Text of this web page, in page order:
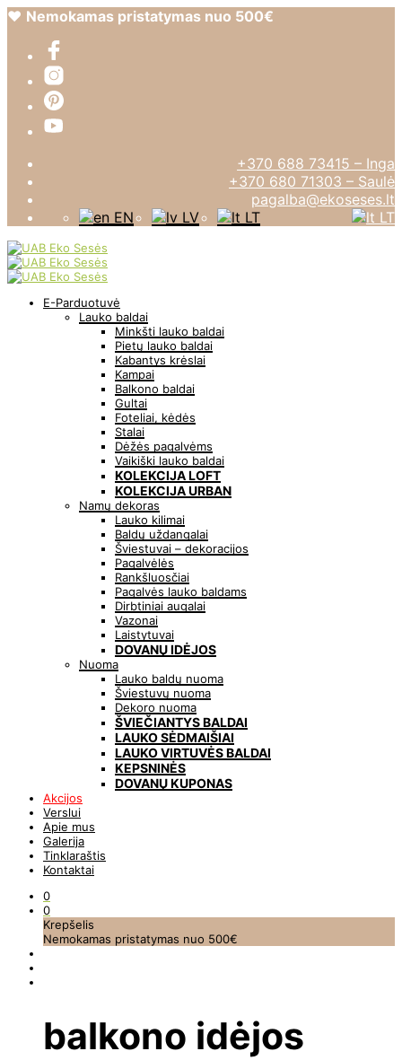
❤️ Nemokamas pristatymas nuo 500€
+370 688 73415 – Inga
+370 680 71303 – Saulė
pagalba@ekoseses.lt
LT
EN LV LT
E-Parduotuvė
Lauko baldai
Minkšti lauko baldai
Pietų lauko baldai
Kabantys krėslai
Kampai
Balkono baldai
Gultai
Foteliai, kėdės
Stalai
Dėžės pagalvėms
Vaikiški lauko baldai
KOLEKCIJA LOFT
KOLEKCIJA URBAN
Namų dekoras
Lauko kilimai
Baldų uždangalai
Šviestuvai – dekoracijos
Pagalvėlės
Rankšluosčiai
Pagalvės lauko baldams
Dirbtiniai augalai
Vazonai
Laistytuvai
DOVANŲ IDĖJOS
Nuoma
Lauko baldų nuoma
Šviestuvų nuoma
Dekoro nuoma
ŠVIEČIANTYS BALDAI
LAUKO SĖDMAIŠIAI
LAUKO VIRTUVĖS BALDAI
KEPSNINĖS
DOVANŲ KUPONAS
Akcijos
Verslui
Apie mus
Galerija
Tinklaraštis
Kontaktai
0
0
Krepšelis
Nemokamas pristatymas nuo 500€
balkono idėjos